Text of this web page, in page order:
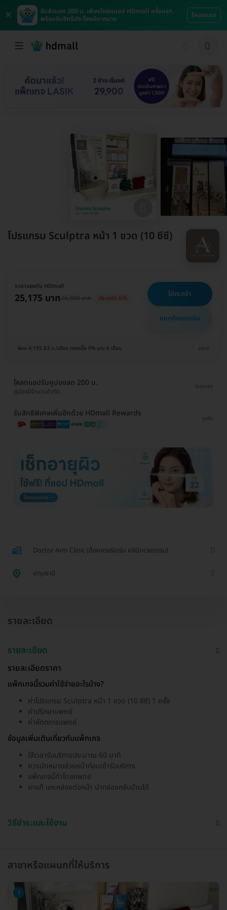
×
รับส่วนลด 200 บ. เพียงโหลดแอป HDmall ครั้งแรก
พร้อมรับสิทธิประโยชน์มากมาย
โหลดเลย
โปรแกรม Sculptra หน้า 1 ขวด (10 ซีซี)
ราคาจองกับ HDmall
25,175 บาท26,900 บาท ประหยัด 6% ใส่ตะกร้า
แชทกับแอดมิน
ผ่อน 4,195.83 บ./เดือน ดอกเบี้ย 0% นาน 6 เดือน ขยาย
โหลดแอปรับคูปองลด 200 บ.
คูปองมีจำนวนจำกัด
โหลดเลย
รับสิทธิพิเศษเพิ่มอีกด้วย HDmall Rewards
ดูเพิ่ม
Doctor Arm Clinic (ด็อกเตอร์อาร์ม คลินิกเวชกรรม)
ปทุมธานี
รายละเอียด
รายละเอียด
รายละเอียดราคา
แพ็กเกจนี้รวมค่าใช้จ่ายอะไรบ้าง?
ค่าโปรแกรม Sculptra หน้า 1 ขวด (10 ซีซี) 1 ครั้ง
ค่าปรึกษาแพทย์
ค่าหัตถการแพทย์
ข้อมูลเพิ่มเติมเกี่ยวกับแพ็กเกจ
ใช้เวลารับบริการประมาณ 60 นาที
ควรนัดหมายล่วงหน้าก่อนเข้ารับบริการ
แพ็กเกจนี้ทำโดยแพทย์
ยาแท้ แกะกล่องต่อหน้า นำกล่องกลับบ้านได้
วิธีชำระและใช้งาน
สาขาหรือแผนกที่ให้บริการ
1